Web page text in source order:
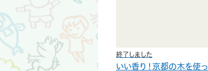
終了しました
いい香り！京都の木を使っ